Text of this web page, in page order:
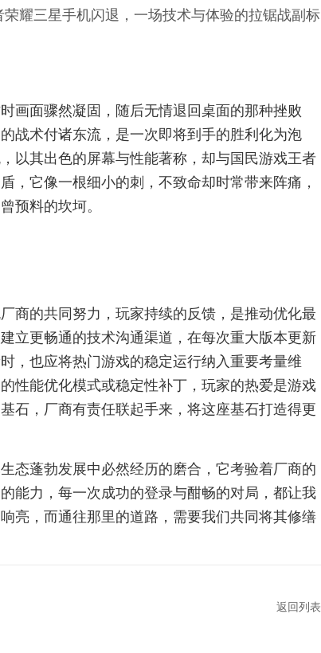
耀三星手机闪退，一场技术与体验的拉锯战副标
画面骤然凝固，随后无情退回桌面的那种挫败
战术付诸东流，是一次即将到手的胜利化为泡
以其出色的屏幕与性能著称，却与国民游戏王者
，它像一根细小的刺，不致命却时常带来阵痛，
预料的坎坷。
商的共同努力，玩家持续的反馈，是推动优化最
立更畅通的技术沟通渠道，在每次重大版本更新
，也应将热门游戏的稳定运行纳入重要考量维
性能优化模式或稳定性补丁，玩家的热爱是游戏
石，厂商有责任联起手来，将这座基石打造得更
态蓬勃发展中必然经历的磨合，它考验着厂商的
能力，每一次成功的登录与酣畅的对局，都让我
亮，而通往那里的道路，需要我们共同将其修缮
返回列表